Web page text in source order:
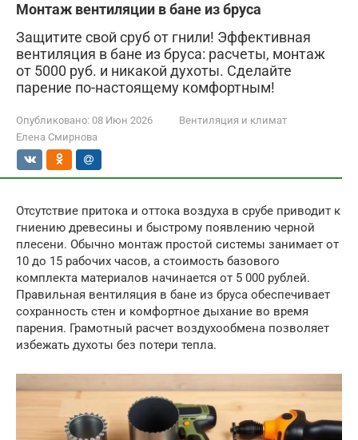
Монтаж вентиляции в бане из бруса
Защитите свой сруб от гнили! Эффективная
вентиляция в бане из бруса: расчеты, монтаж
от 5000 руб. и никакой духоты. Сделайте
парение по-настоящему комфортным!
Опубликовано: 08 Июн 2026
Вентиляция и климат
Елена Смирнова
Отсутствие притока и оттока воздуха в срубе приводит к
гниению древесины и быстрому появлению черной
плесени. Обычно монтаж простой системы занимает от
10 до 15 рабочих часов, а стоимость базового
комплекта материалов начинается от 5 000 рублей.
Правильная вентиляция в бане из бруса обеспечивает
сохранность стен и комфортное дыхание во время
парения. Грамотный расчет воздухообмена позволяет
избежать духоты без потери тепла.